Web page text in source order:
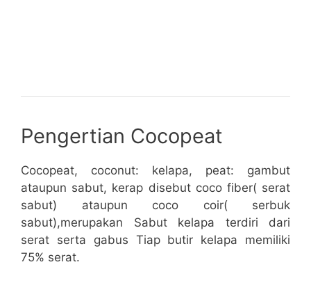
Pengertian Cocopeat
Cocopeat, coconut: kelapa, peat: gambut
ataupun sabut, kerap disebut coco fiber( serat
sabut) ataupun coco coir( serbuk
sabut),merupakan Sabut kelapa terdiri dari
serat serta gabus Tiap butir kelapa memiliki
75% serat.